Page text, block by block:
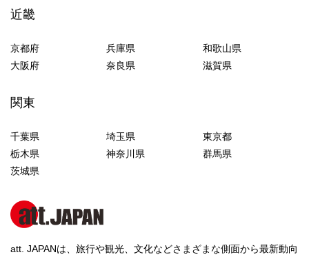
近畿
京都府 兵庫県
和歌山県
大阪府
奈良県 滋賀県
関東
千葉県 埼玉県
東京都
栃木県
神奈川県
群馬県
茨城県
att. JAPANは、旅行や観光、文化などさまざまな側面から最新動向